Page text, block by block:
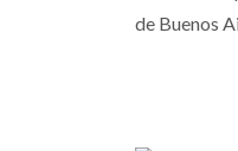
de Buenos